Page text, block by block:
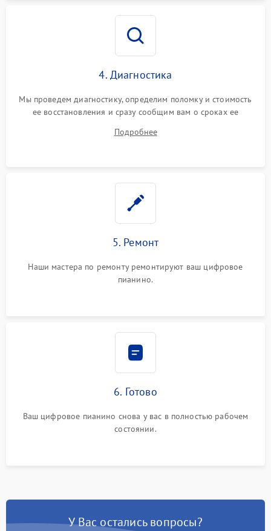
4. Диагностика
Мы проведем диагностику, определим поломку и стоимость
ее восстановления и сразу сообщим вам о сроках ее
Подробнее
5. Ремонт
Наши мастера по ремонту ремонтируют ваш цифровое
пианино.
6. Готово
Ваш цифровое пианино снова у вас в полностью рабочем
состоянии.
У Вас остались вопросы?